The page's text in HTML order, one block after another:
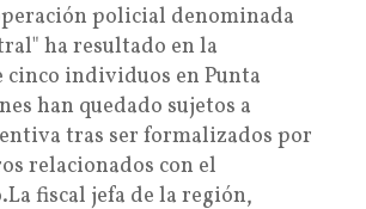
policial denominada
ha resultado en la
cinco individuos en Punta
han quedado sujetos a
tras ser formalizados por
relacionados con el
fiscal jefa de la región,